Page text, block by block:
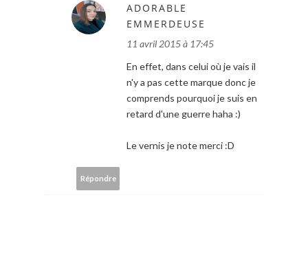
ADORABLE
EMMERDEUSE
11 avril 2015 à 17:45
En effet, dans celui où je vais il
n'y a pas cette marque donc je
comprends pourquoi je suis en
retard d'une guerre haha :)
Le vernis je note merci :D
Répondre